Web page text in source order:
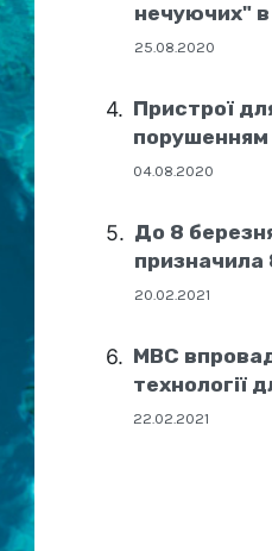
нечуючих"
25.08.2020
Пристрої
порушенням
соціальних
04.08.2020
До 8
поїздів
20.02.2021
МВС
технології
порушенням
22.02.2021